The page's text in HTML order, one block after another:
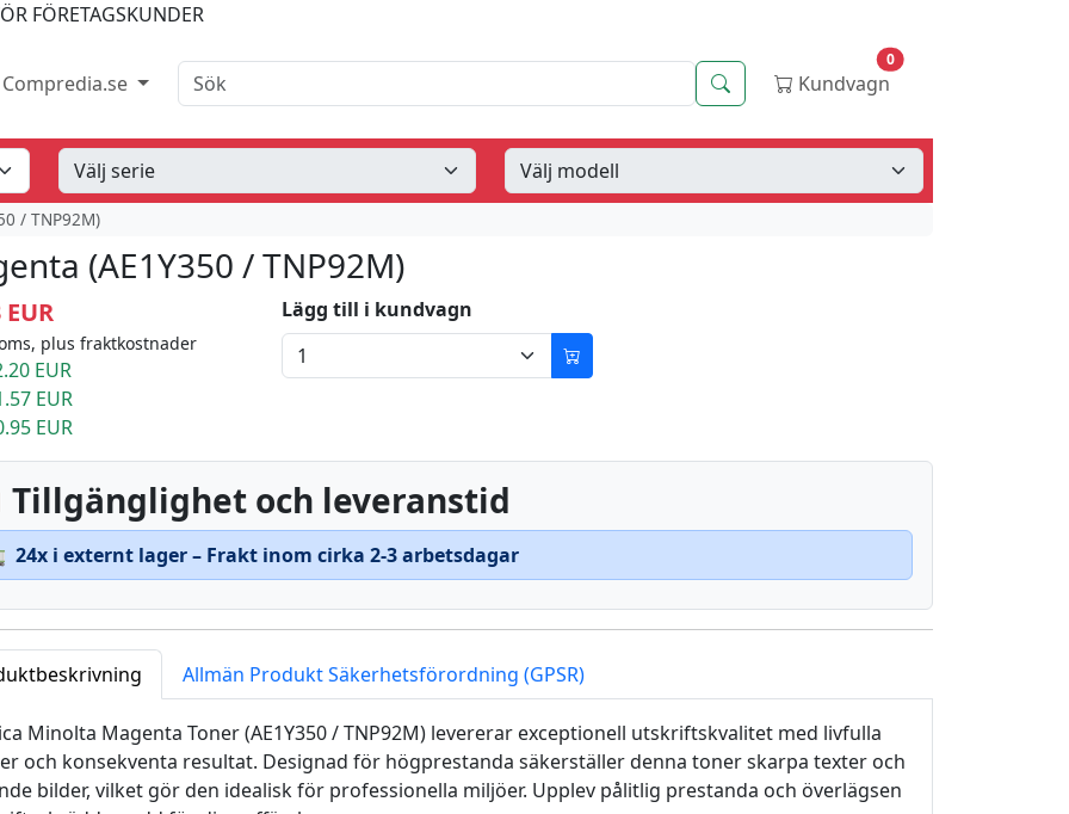
FÖRETAGSKUNDER
Compredia.se Sök Kundvagn
0
/ TNP92M)
(AE1Y350 / TNP92M)
plus fraktkostnader
EUR
EUR
EUR
Lägg till i kundvagn
Tillgänglighet och leveranstid
24x i externt lager – Frakt inom cirka 2-3 arbetsdagar
Allmän Produkt Säkerhetsförordning (GPSR)
Minolta Magenta Toner (AE1Y350 / TNP92M) levererar exceptionell utskriftskvalitet med livfulla
och konsekventa resultat. Designad för högprestanda säkerställer denna toner skarpa texter och
bilder, vilket gör den idealisk för professionella miljöer. Upplev pålitlig prestanda och överlägsen